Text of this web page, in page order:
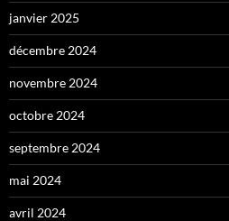
janvier 2025
décembre 2024
novembre 2024
octobre 2024
septembre 2024
mai 2024
avril 2024